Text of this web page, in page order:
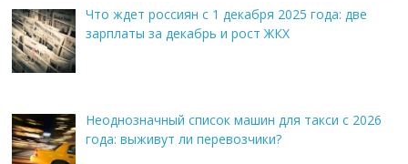
Что ждет россиян с 1 декабря 2025 года: две
зарплаты за декабрь и рост ЖКХ
Неоднозначный список машин для такси с 2026
года: выживут ли перевозчики?